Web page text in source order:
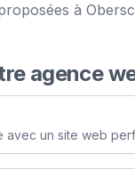
à
agence